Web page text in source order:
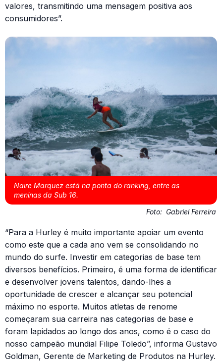
valores, transmitindo uma mensagem positiva aos
consumidores”.
Naire Marquez está na ponta do ranking, entre as
meninas da Sub 16.
Foto: Gabriel Ferreira
“Para a Hurley é muito importante apoiar um evento
como este que a cada ano vem se consolidando no
mundo do surfe. Investir em categorias de base tem
diversos benefícios. Primeiro, é uma forma de identificar
e desenvolver jovens talentos, dando-lhes a
oportunidade de crescer e alcançar seu potencial
máximo no esporte. Muitos atletas de renome
começaram sua carreira nas categorias de base e
foram lapidados ao longo dos anos, como é o caso do
nosso campeão mundial Filipe Toledo”, informa Gustavo
Goldman, Gerente de Marketing de Produtos na Hurley.